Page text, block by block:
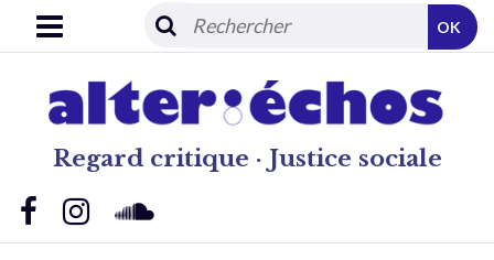
Regard critique · Justice sociale
OK